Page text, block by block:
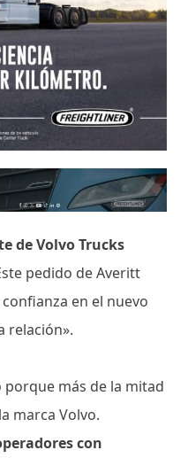
de Volvo Trucks
pedido de Averitt
en el nuevo
relación».
más de la mitad
marca Volvo.
con